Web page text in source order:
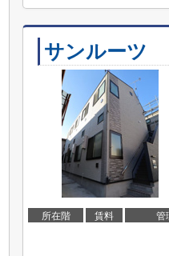
サンルーツ
所在階 賃料 管